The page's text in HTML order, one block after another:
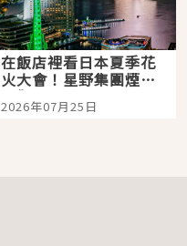
在飯店裡看日本夏季花
火大會！星野集團煙火
景觀飯店6選，讓你不用
人擠人悠閒欣賞
2026年07月25日